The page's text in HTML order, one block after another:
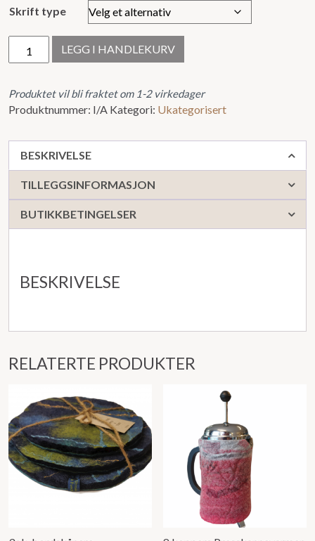
Skrift type
antall
LEGG I HANDLEKURV
Produktet vil bli fraktet om 1-2 virkedager
Produktnummer: I/A Kategori: Ukategorisert
BESKRIVELSE
TILLEGGSINFORMASJON
BUTIKKBETINGELSER
BESKRIVELSE
RELATERTE PRODUKTER